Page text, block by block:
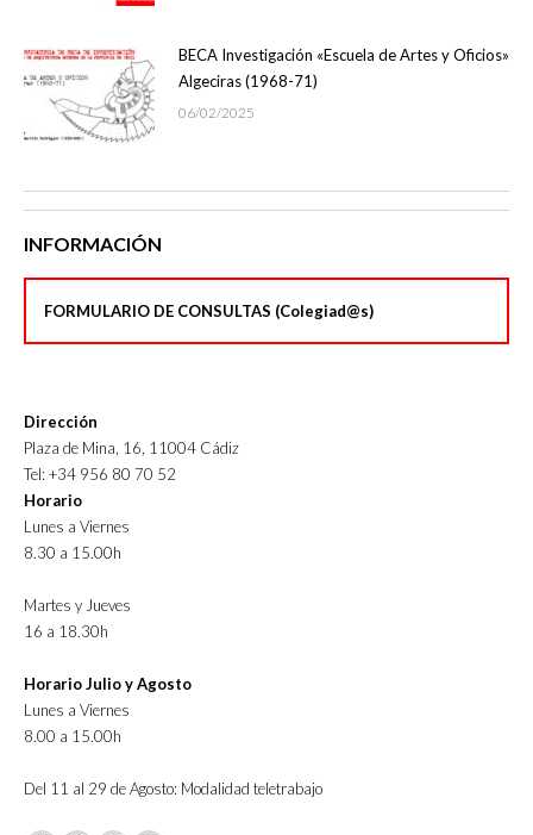
BECA Investigación «Escuela de Artes y Oficios»
Algeciras (1968-71)
06/02/2025
INFORMACIÓN
FORMULARIO DE CONSULTAS (Colegiad@s)
Dirección
Plaza de Mina, 16, 11004 Cádiz
Tel: +34 956 80 70 52
Horario
Lunes a Viernes
8.30 a 15.00h
Martes y Jueves
16 a 18.30h
Horario Julio y Agosto
Lunes a Viernes
8.00 a 15.00h
Del 11 al 29 de Agosto: Modalidad teletrabajo